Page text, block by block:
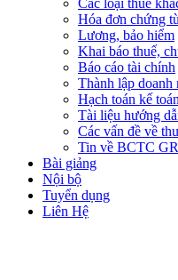
Các loại thuế
Hóa đơn chứng
Lương, bảo hiểm
Khai báo thuế,
Báo cáo tài chính
Thành lập doanh
Hạch toán kế toán
Tài liệu hướng
Các vấn đề về
Tin về BCTC
Bài giảng
Nội bộ
Tuyển dụng
Liên Hệ